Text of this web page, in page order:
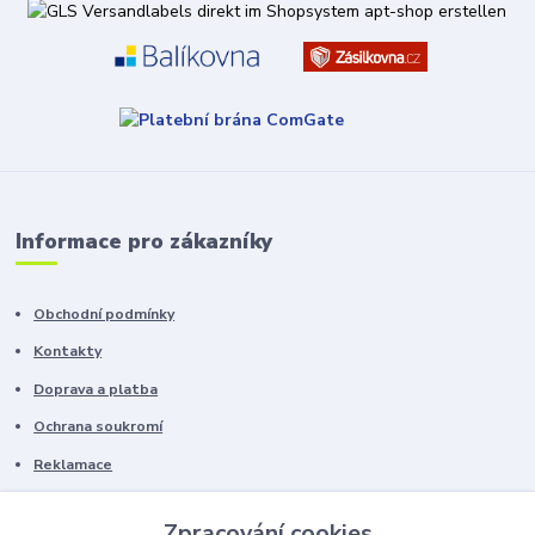
Informace pro zákazníky
Obchodní podmínky
Kontakty
Doprava a platba
Ochrana soukromí
Reklamace